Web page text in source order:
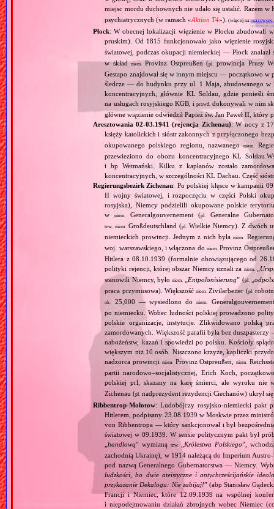
miejsc mordu duchownych nie udało się ustalić. Razem
psychiatrycznych (w ramach «Aktion T4»). (więcej na:
Płock: W obecnej lokalizacji więzienie w Płocku zbudowali
pruskim). Od 1815 funkcjonowało jako więzienie
światowej, podczas okupacji niemieckiej — Płock znalazł
w składniem. Provinz Ostpreußen (pl. prowincja Prusy
Gestapo znajdował się w innym miejscu — początkowo
śledcze — do budynku przy ul. 1 Maja, zbudowanego w
koncentracyjnych, głównie KL Soldau, gdzie ponieśli
na usługach rosyjskiego KGB, iprawd. dokonywali w nim
główne więzienie odwiedził Papież św. Jan Paweł II, który
Aresztowania 02‐03.1941 (rejencja Zichenau): W nocy z
księży katolickich i sióstr zakonnych z przyłączonego
okupowanego polskiego regionu, nazwanego
niem.
przewieziono do obozu koncentracyjnego KL
i bp Wetmański. Kilku z kapłanów zostało
koncentracyjnych, w szczególności KL Dachau. Część
Regierungsbezirk Zichenau: Po polskiej klęsce w kampanii
II wojny światowej, i rozpoczęciu w części Polski
rosyjska), Niemcy podzielili okupowane polskie
wniem. Generalgouvernement (pl. Generalne
tzw. niem. Großdeutschland (pl. Wielkie Niemcy). Z dwóch
niemieckich prowincji. Jednym z nich byłaniem.
woj. warszawskiego, i włączona do niem. Provinz
Hitlera z 08.10.1939 (formalnie obowiązującego od
polityki rejencji, której obszar Niemcy uznali za niem.
stanowili Niemcy, byłoniem. Entpolonisierung” (pl.
praca przymusowa). Większośćniem. Zivilarbeiter (pl.
ok. 25,000 — wysiedlono doniem.
po niemiecku. Wobec ludności polskiej prowadzono
polskie organizacje, instytucje. Zlikwidowano polską
zamordowanych. Większość parafii była bez
nabożeństw, kazań i spowiedzi po polsku. Kościoły
większym niż 10 osób. Niszczono krzyże, kapliczki
nadzorca prowincji niem. Provinz Ostpreußen,niem.
partii narodowo–socjalistycznej, Erich Koch,
polskiej prl, skazany na karę śmierci, ale wyroku nie
Zichenau (pl. nadprezydent rezydencji Ciechanów) ukrył
Ribbentrop‐Mołotow: Ludobójczy rosyjsko‐niemiecki pakt
Hitlerem, podpisany 23.08.1939 w Moskwie przez
von Ribbentropa — który sankcjonował i był
światowej w 09.1939. W sensie politycznym pakt był
„handlową” wymianą tzw. Królestwa Polskiego”,
zachodnią Ukrainę), w 1914 należącą do Imperium
pod nazwą Generalnego Gubernatorstwa — Niemcy.
ludzkości, bo dwie ateistyczne i antychrześcijańskie
przykazanie Dekalogu: Nie zabijaj!” (abp Stanisław
Francji i Niemiec, które 12.09.1939 na wspólnej
i niepodejmowaniu działań zbrojnych wobec Niemiec